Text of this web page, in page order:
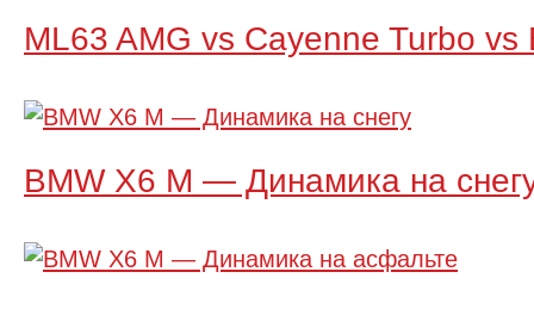
ML63 AMG vs Cayenne Turbo vs
BMW X6 M — Динамика на